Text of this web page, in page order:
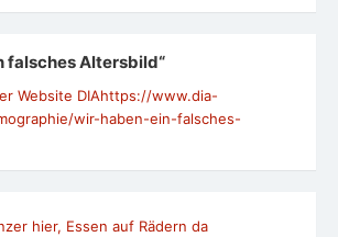
falsches Altersbild“
https://www.dia-
wir-haben-ein-falsches-
hier, Essen auf Rädern da